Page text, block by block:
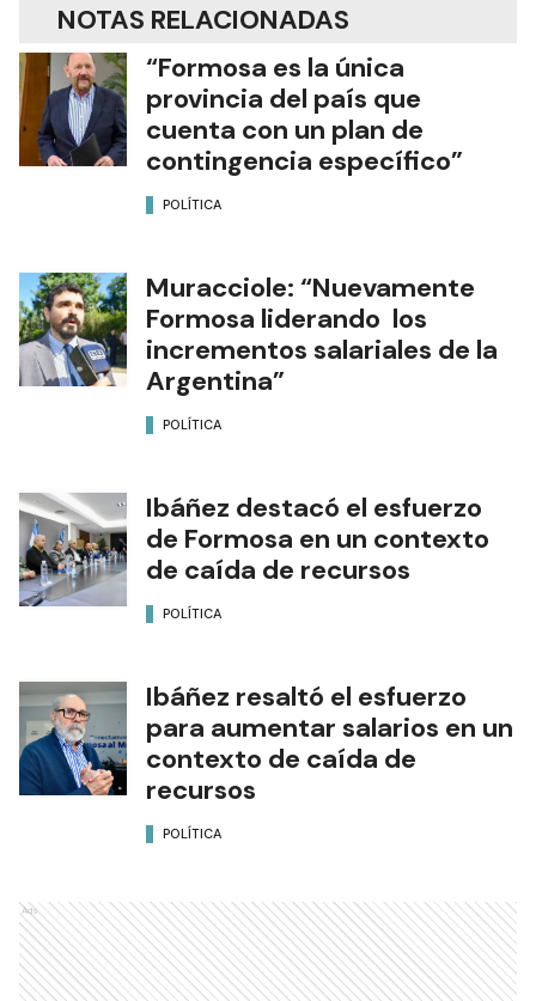
NOTAS RELACIONADAS
“Formosa es la única
provincia del país que
cuenta con un plan de
contingencia específico”
POLÍTICA
Muracciole: “Nuevamente
Formosa liderando los
incrementos salariales de la
Argentina”
POLÍTICA
Ibáñez destacó el esfuerzo
de Formosa en un contexto
de caída de recursos
POLÍTICA
Ibáñez resaltó el esfuerzo
para aumentar salarios en un
contexto de caída de
recursos
POLÍTICA
Ads